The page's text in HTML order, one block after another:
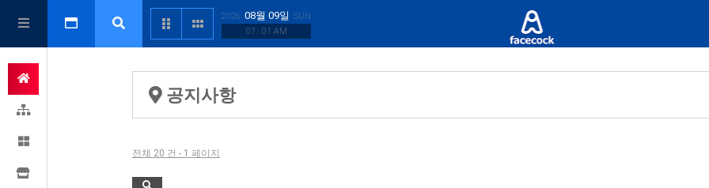
2026 08월 09일 SUN
07 : 01 AM
공지사항
전체 20 건 - 1 페이지